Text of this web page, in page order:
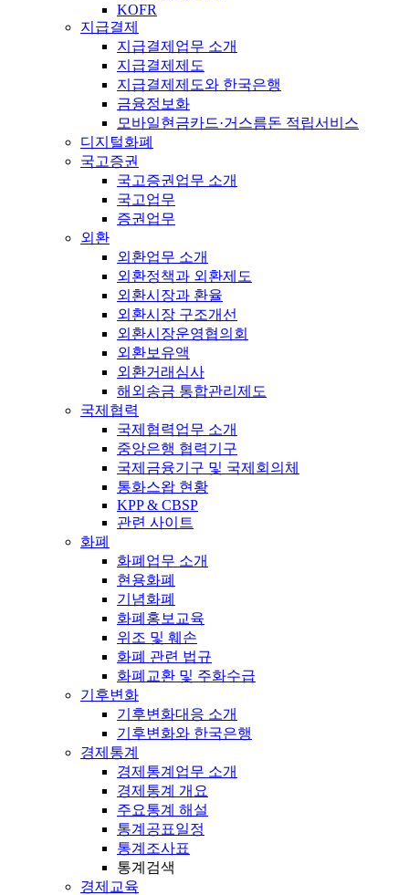
KOFR
지급결제
지급결제업무 소개
지급결제제도
지급결제제도와 한국은행
금융정보화
모바일현금카드·거스름돈 적립서비스
디지털화폐
국고증권
국고증권업무 소개
국고업무
증권업무
외환
외환업무 소개
외환정책과 외환제도
외환시장과 환율
외환시장 구조개선
외환시장운영협의회
외환보유액
외환거래심사
해외송금 통합관리제도
국제협력
국제협력업무 소개
중앙은행 협력기구
국제금융기구 및 국제회의체
통화스왑 현황
KPP & CBSP
관련 사이트
화폐
화폐업무 소개
현용화폐
기념화폐
화폐홍보교육
위조 및 훼손
화폐 관련 법규
화폐교환 및 주화수급
기후변화
기후변화대응 소개
기후변화와 한국은행
경제통계
경제통계업무 소개
경제통계 개요
주요통계 해설
통계공표일정
통계조사표
통계검색
경제교육